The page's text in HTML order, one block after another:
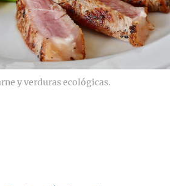
y verduras ecológicas.